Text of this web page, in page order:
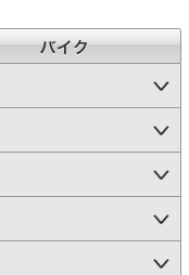
バイク